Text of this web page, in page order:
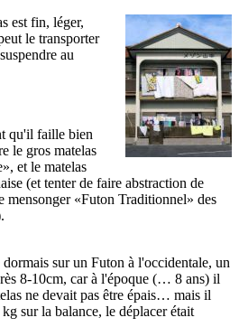
est fin, léger,
le transporter
au
qu'il faille bien
le gros matelas
et le matelas
(et tenter de faire abstraction de
mensonger «Futon Traditionnel» des
sur un Futon à l'occidentale, un
8-10cm, car à l'époque (… 8 ans) il
ne devait pas être épais… mais il
sur la balance, le déplacer était